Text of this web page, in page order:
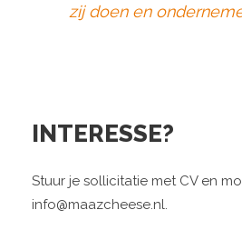
zij doen en
INTERESSE?
Stuur je sollicitatie met CV en
info@maazcheese.nl.